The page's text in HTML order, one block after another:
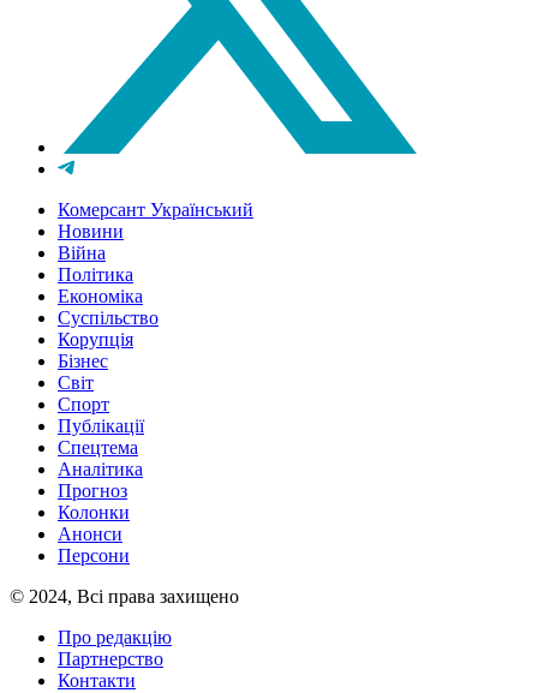
Комерсант Український
Новини
Війна
Політика
Економіка
Суспільство
Корупція
Бізнес
Світ
Спорт
Публікації
Спецтема
Аналітика
Прогноз
Колонки
Анонси
Персони
© 2024, Всі права захищено
Про редакцію
Партнерство
Контакти